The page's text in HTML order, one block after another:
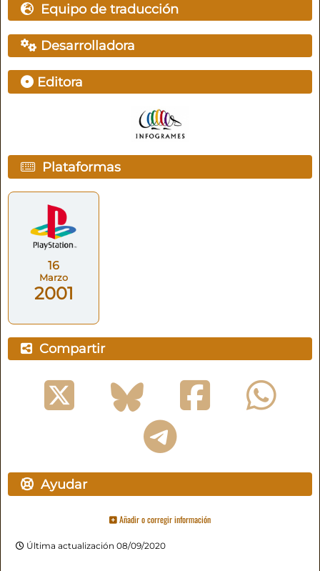
Equipo de traducción
Desarrolladora
Editora
Plataformas
16
Marzo
2001
Compartir
Ayudar
Añadir o corregir información
Última actualización 08/09/2020